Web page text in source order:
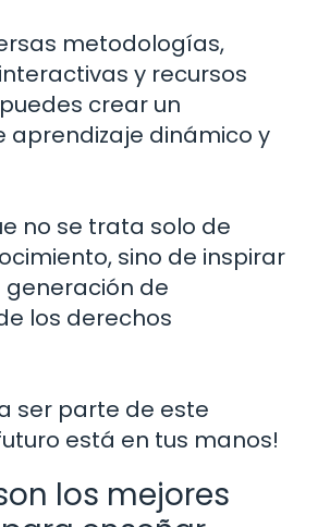
metodologías,
y recursos
crear un
aprendizaje dinámico y
no se trata solo de
sino de inspirar
de
los derechos
ser parte de este
está en tus manos!
los mejores